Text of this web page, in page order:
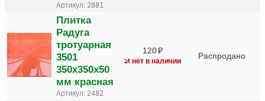
Артикул: 2881
Плитка
Радуга
тротуарная
3501
350х350х50
мм красная
Артикул: 2482
120
нет в наличии
Распродано